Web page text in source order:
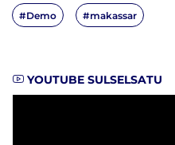
#Demo #makassar
YOUTUBE SULSELSATU